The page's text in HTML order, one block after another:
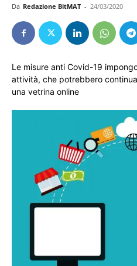
Da Redazione BitMAT - 24/03/2020
Le misure anti Covid-19
attività, che potrebbero
una vetrina online